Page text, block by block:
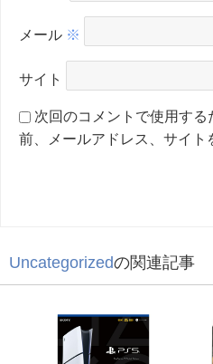
メール ※
サイト
次回のコメントで使用す
前、メールアドレス、サイト
Uncategorizedの関連記事